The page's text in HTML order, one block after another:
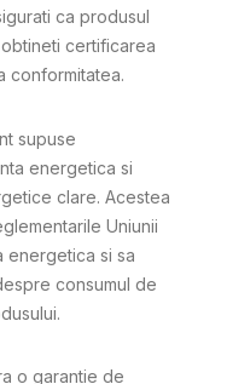
ca produsul
certificarea
conformitatea.
supuse
energetica si
clare. Acestea
Uniunii
energetica si sa
consumul de
o garantie de